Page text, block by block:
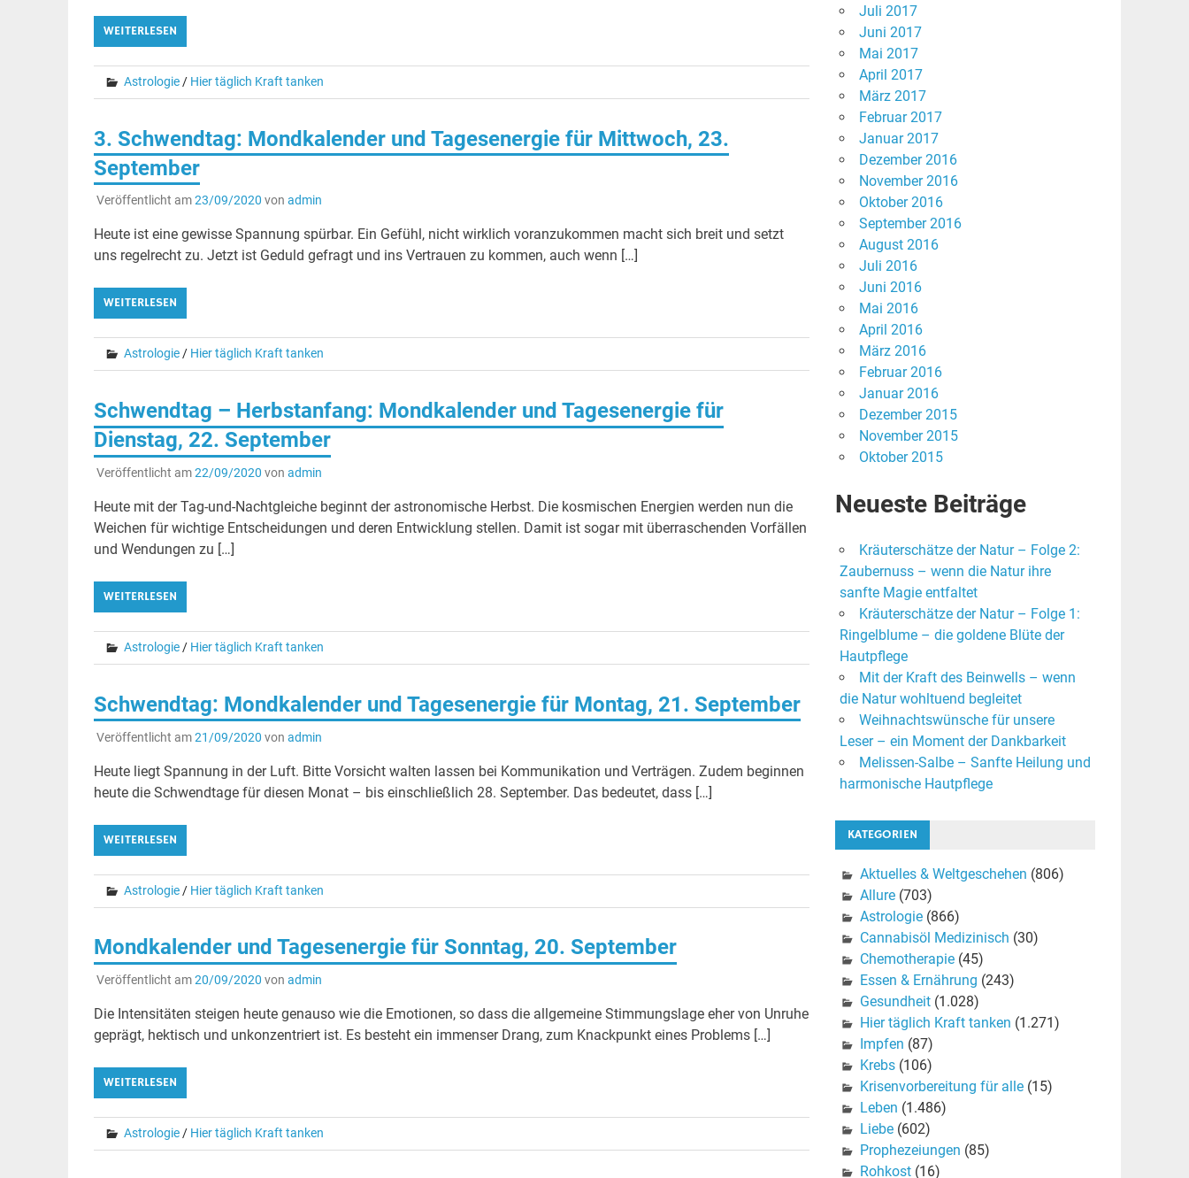
WEITERLESEN
Astrologie/ Hier täglich Kraft tanken
3. Schwendtag: Mondkalender und Tagesenergie für Mittwoch, 23.
September
Veröffentlicht am23/09/2020 von admin
Heute ist eine gewisse Spannung spürbar. Ein Gefühl, nicht wirklich voranzukommen macht sich breit und setzt
uns regelrecht zu. Jetzt ist Geduld gefragt und ins Vertrauen zu kommen, auch wenn […]
WEITERLESEN
Astrologie/ Hier täglich Kraft tanken
Schwendtag – Herbstanfang: Mondkalender und Tagesenergie für
Dienstag, 22. September
Veröffentlicht am22/09/2020 von admin
Heute mit der Tag-und-Nachtgleiche beginnt der astronomische Herbst. Die kosmischen Energien werden nun die
Weichen für wichtige Entscheidungen und deren Entwicklung stellen. Damit ist sogar mit überraschenden Vorfällen
und Wendungen zu […]
WEITERLESEN
Astrologie/ Hier täglich Kraft tanken
Schwendtag: Mondkalender und Tagesenergie für Montag, 21. September
Veröffentlicht am21/09/2020 von admin
Heute liegt Spannung in der Luft. Bitte Vorsicht walten lassen bei Kommunikation und Verträgen. Zudem beginnen
heute die Schwendtage für diesen Monat – bis einschließlich 28. September. Das bedeutet, dass […]
WEITERLESEN
Astrologie/ Hier täglich Kraft tanken
Mondkalender und Tagesenergie für Sonntag, 20. September
Veröffentlicht am20/09/2020 von admin
Die Intensitäten steigen heute genauso wie die Emotionen, so dass die allgemeine Stimmungslage eher von Unruhe
geprägt, hektisch und unkonzentriert ist. Es besteht ein immenser Drang, zum Knackpunkt eines Problems […]
WEITERLESEN
Astrologie/ Hier täglich Kraft tanken
Juli 2017
Juni 2017
Mai 2017
April 2017
März 2017
Februar 2017
Januar 2017
Dezember 2016
November 2016
Oktober 2016
September 2016
August 2016
Juli 2016
Juni 2016
Mai 2016
April 2016
März 2016
Februar 2016
Januar 2016
Dezember 2015
November 2015
Oktober 2015
Neueste Beiträge
Kräuterschätze der Natur – Folge 2:
Zaubernuss – wenn die Natur ihre
sanfte Magie entfaltet
Kräuterschätze der Natur – Folge 1:
Ringelblume – die goldene Blüte der
Hautpflege
Mit der Kraft des Beinwells – wenn
die Natur wohltuend begleitet
Weihnachtswünsche für unsere
Leser – ein Moment der Dankbarkeit
Melissen-Salbe – Sanfte Heilung und
harmonische Hautpflege
KATEGORIEN
Aktuelles & Weltgeschehen (806)
Allure(703)
Astrologie(866)
Cannabisöl Medizinisch (30)
Chemotherapie(45)
Essen & Ernährung (243)
Gesundheit(1.028)
Hier täglich Kraft tanken (1.271)
Impfen (87)
Krebs(106)
Krisenvorbereitung für alle(15)
Leben (1.486)
Liebe(602)
Prophezeiungen (85)
Rohkost(16)